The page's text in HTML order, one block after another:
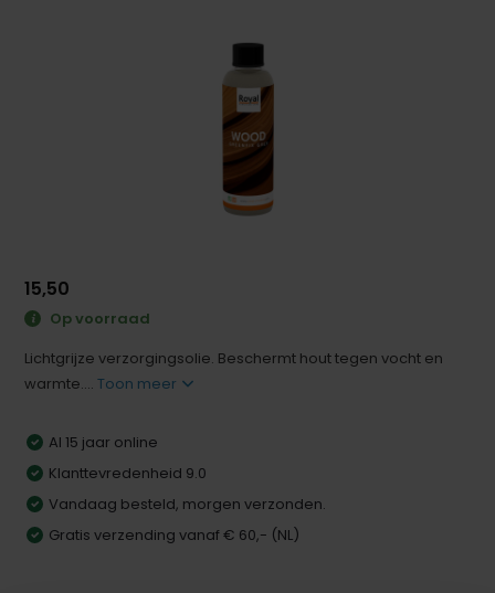
15,50
Op voorraad
Lichtgrijze verzorgingsolie. Beschermt hout tegen vocht en
warmte....Toon meer
Al 15 jaar online
Klanttevredenheid 9.0
Vandaag besteld, morgen verzonden.
Gratis verzending vanaf € 60,- (NL)